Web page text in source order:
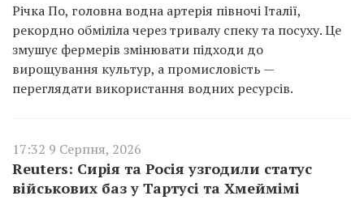
Річка По, головна водна артерія півночі Італії,
рекордно обміліла через тривалу спеку та посуху. Це
змушує фермерів змінювати підходи до
вирощування культур, а промисловість —
переглядати використання водних ресурсів.
17:32 9 Серпня, 2026
Reuters: Сирія та Росія узгодили статус
військових баз у Тартусі та Хмеймімі